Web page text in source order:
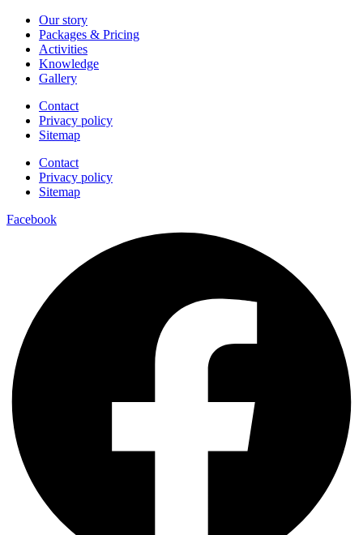
Our story
Packages & Pricing
Activities
Knowledge
Gallery
Contact
Privacy policy
Sitemap
Contact
Privacy policy
Sitemap
Facebook